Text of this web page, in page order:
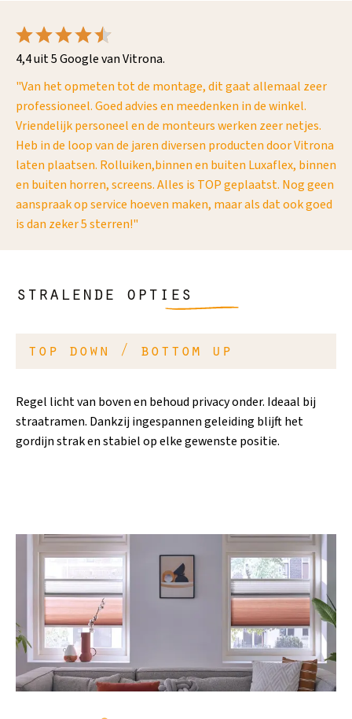
4,4 uit 5 Google van Vitrona.
"Van het opmeten tot de montage, dit gaat allemaal zeer
professioneel. Goed advies en meedenken in de winkel.
Vriendelijk personeel en de monteurs werken zeer netjes.
Heb in de loop van de jaren diversen producten door Vitrona
laten plaatsen. Rolluiken,binnen en buiten Luxaflex, binnen
en buiten horren, screens. Alles is TOP geplaatst. Nog geen
aanspraak op service hoeven maken, maar als dat ook goed
is dan zeker 5 sterren!"
stralende opties
top down / bottom up
Regel licht van boven en behoud privacy onder. Ideaal bij
straatramen. Dankzij ingespannen geleiding blijft het
gordijn strak en stabiel op elke gewenste positie.